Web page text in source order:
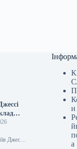
Джессі
и
а